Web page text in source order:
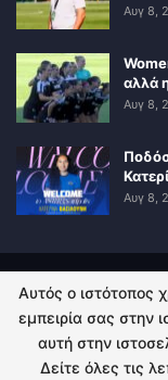
Αυγ 8,
αλλά
Αυγ 8,
Αυγ 8,
© 2026 -
Αυτός ο ιστότοπος
εμπειρία σας στην
αυτή στην
Δείτε όλες τις